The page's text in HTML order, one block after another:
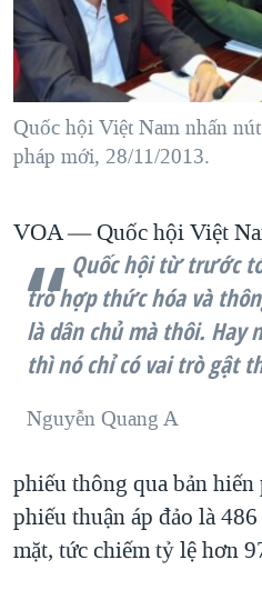
"Tìm"NGƯỜI VIỆT HẢI NGOẠI
ĐỜI SỐNG
KINH TẾ
KHOA HỌC
VĂN HOÁ
THỂ THAO
GIÁO DỤC
HÀNH TRÌNH BẦU CỬ 2024
MỘT NĂM CHIẾN TRANH TẠI
GIẢI MÃ VÀNH ĐAI & CON
NGÀY TỊ NẠN THẾ GIỚI
GROUND ZERO – XƯA VÀ
CHI PHÍ CHIẾN TRANH
CÁC GIÁ TRỊ CỘNG HÒA Ở
THƯỢNG ĐỈNH TRUMP-KIM
BÊN KIA QUỐC LỘ: TIẾNG
QUAN HỆ VIỆT MỸ
VIDEO
NGHE
MẠNG XÃ HỘI
Ngôn ngữ khác
Quốc hội Việt Nam nhấn
pháp mới, 28/11/2013.
VOA —
Quốc hội từ trước
trò hợp thức hóa và
là dân chủ mà thôi. Hay
thì nó chỉ có vai trò gật
Nguyễn Quang A
Quốc hội Việt
phiếu thông qua bản
phiếu thuận áp đảo là
mặt, tức chiếm tỷ lệ hơn